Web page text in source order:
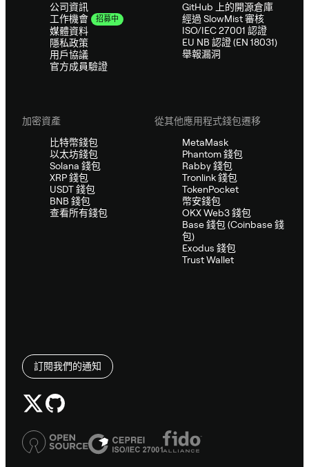
公司資訊
工作機會
招募中
媒體資料
隱私政策
用戶協議
官方成員驗證
GitHub 上的開源倉庫
經過 SlowMist 審核
ISO/IEC 27001 認證
EU NB 認證 (EN 18031)
舉報漏洞
加密資產
比特幣錢包
以太坊錢包
Solana 錢包
XRP 錢包
USDT 錢包
BNB 錢包
查看所有錢包
從其他應用程式錢包遷移
MetaMask
Phantom 錢包
Rabby 錢包
Tronlink 錢包
TokenPocket
幣安錢包
OKX Web3 錢包
Base 錢包 (Coinbase 錢
包)
Exodus 錢包
Trust Wallet
訂閱我們的通知